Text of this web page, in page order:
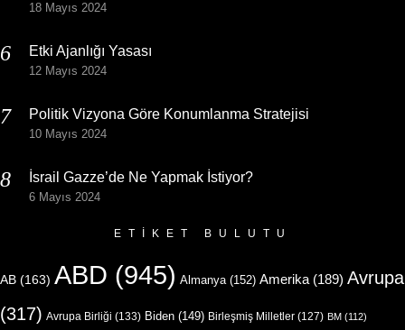
18 Mayıs 2024
Etki Ajanlığı Yasası
12 Mayıs 2024
Politik Vizyona Göre Konumlanma Stratejisi
10 Mayıs 2024
İsrail Gazze’de Ne Yapmak İstiyor?
6 Mayıs 2024
ETIKET BULUTU
AB (163) ABD (945) Almanya(152) Amerika (189) Avrupa
(317) Avrupa Birliği (133) Biden (149) Birleşmiş Milletler (127) BM (112)